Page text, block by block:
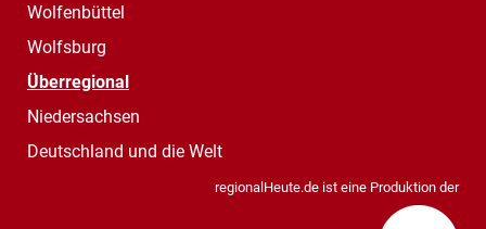
Wolfenbüttel
Wolfsburg
Überregional
Niedersachsen
Deutschland und die Welt
regionalHeute.de ist eine Produktion der